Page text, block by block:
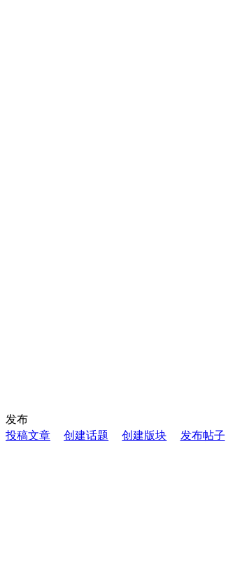
发布
投稿文章
创建话题 创建版块 发布帖子